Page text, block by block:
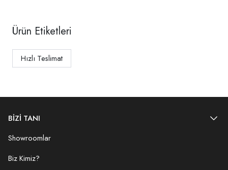
Ürün Etiketleri
Hızlı Teslimat
BİZİ TANI
Showroomlar
Biz Kimiz?